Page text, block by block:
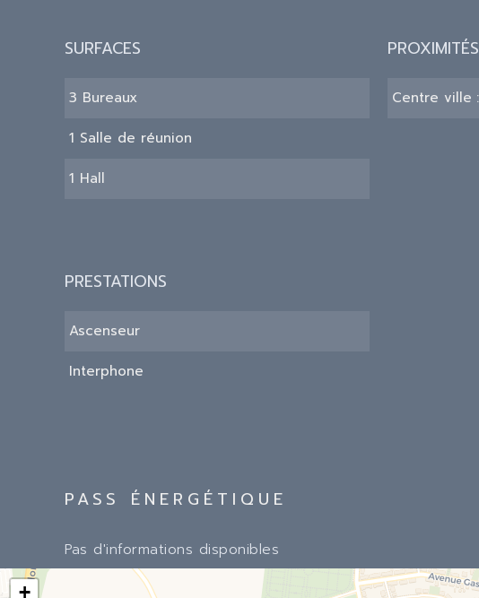
SURFACES
3 Bureaux
1 Salle de réunion
1 Hall
PROXIMITÉS
Centre ville
PRESTATIONS
Ascenseur
Interphone
PASS ÉNERGÉTIQUE
Pas d'informations disponibles
+